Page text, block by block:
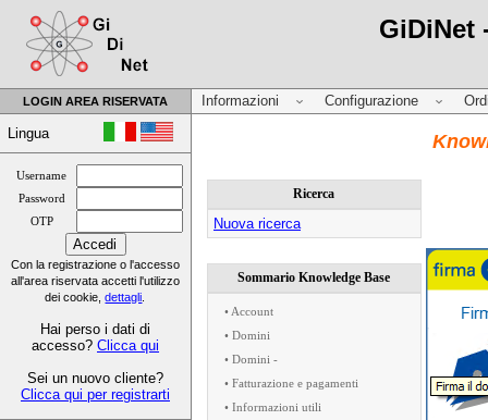
GiDiNet
LOGIN AREA RISERVATA
Lingua
Username
Password
OTP
Con la registrazione o l'accesso
all'area riservata accetti l'utilizzo
dei cookie,dettagli
Hai perso i dati di
accesso? Clicca qui
Sei un nuovo cliente?
Clicca qui per registrarti
Informazioni Configurazione
Ricerca
Nuova ricerca
Sommario Knowledge Base
• Account
• Domini
• Domini -
• Fatturazione e pagamenti
• Informazioni utili